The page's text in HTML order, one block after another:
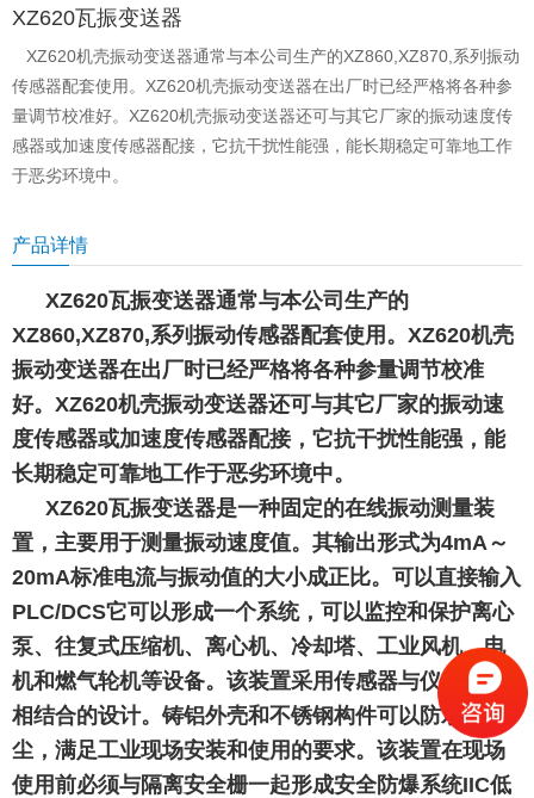
XZ620瓦振变送器
XZ620机壳振动变送器通常与本公司生产的XZ860,XZ870,系列振动
传感器配套使用。XZ620机壳振动变送器在出厂时已经严格将各种参
量调节校准好。XZ620机壳振动变送器还可与其它厂家的振动速度传
感器或加速度传感器配接，它抗干扰性能强，能长期稳定可靠地工作
于恶劣环境中。
产品详情
XZ620瓦振变送器通常与本公司生产的
XZ860,XZ870,系列振动传感器配套使用。XZ620机壳
振动变送器在出厂时已经严格将各种参量调节校准
好。XZ620机壳振动变送器还可与其它厂家的振动速
度传感器或加速度传感器配接，它抗干扰性能强，能
长期稳定可靠地工作于恶劣环境中。
XZ620瓦振变送器是一种固定的在线振动测量装
置，主要用于测量振动速度值。其输出形式为4mA～
20mA标准电流与振动值的大小成正比。可以直接输入
PLC/DCS它可以形成一个系统，可以监控和保护离心
泵、往复式压缩机、离心机、冷却塔、工业风机、电
机和燃气轮机等设备。该装置采用传感器与仪器本体
相结合的设计。铸铝外壳和不锈钢构件可以防水防
尘，满足工业现场安装和使用的要求。该装置在现场
使用前必须与隔离安全栅一起形成安全防爆系统IIC低